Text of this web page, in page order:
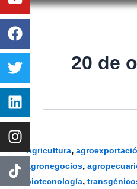
20 de
Agricultura,
agronegocios,
biotecnología,